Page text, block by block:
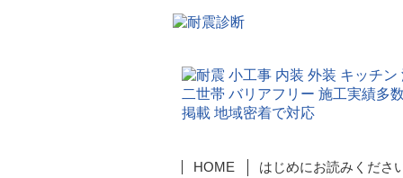
HOME はじめにお読みくださ